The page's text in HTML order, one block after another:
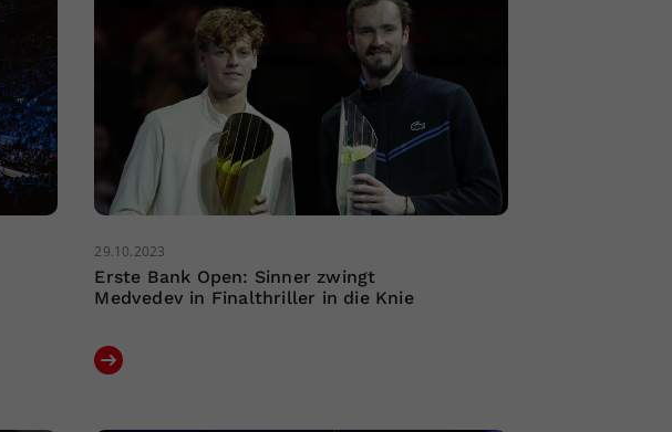
29.10.2023
Erste Bank Open: Sinner zwingt
Medvedev in Finalthriller in die Knie